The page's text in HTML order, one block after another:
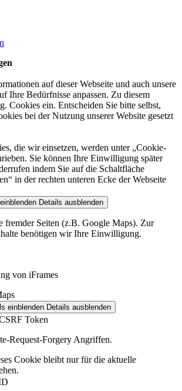
auf dieser Webseite und auch unsere
Ihre Bedürfnisse anpassen. Zu diesem
Cookies ein. Entscheiden Sie bitte selbst,
bei der Nutzung unserer Website gesetzt
die wir einsetzen, werden unter „Cookie-
Sie können Ihre Einwilligung später
indem Sie auf die Schaltfläche
in der rechten unteren Ecke der Webseite
Details ausblenden
fremder Seiten (z.B. Google Maps). Zur
benötigen wir Ihre Einwilligung.
von iFrames
einblenden Details ausblenden
Token
Request-Forgery Angriffen.
Cookie bleibt nur für die aktuelle